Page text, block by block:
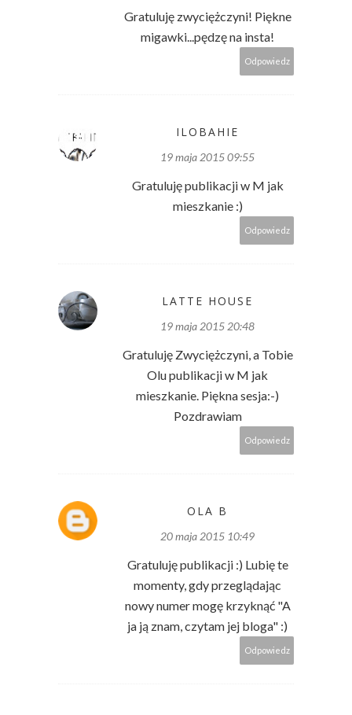
Gratuluję zwyciężczyni! Piękne
migawki...pędzę na insta!
Odpowiedz
ILOBAHIE
19 maja 2015 09:55
Gratuluję publikacji w M jak
mieszkanie :)
Odpowiedz
LATTE HOUSE
19 maja 2015 20:48
Gratuluję Zwyciężczyni, a Tobie
Olu publikacji w M jak
mieszkanie. Piękna sesja:-)
Pozdrawiam
Odpowiedz
OLA B
20 maja 2015 10:49
Gratuluję publikacji :) Lubię te
momenty, gdy przeglądając
nowy numer mogę krzyknąć "A
ja ją znam, czytam jej bloga" :)
Odpowiedz